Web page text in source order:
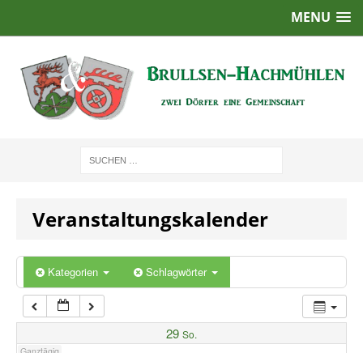
MENU
Veranstaltungskalender
Kategorien Schlagwörter
29 So.
2:00
5:00
7:00